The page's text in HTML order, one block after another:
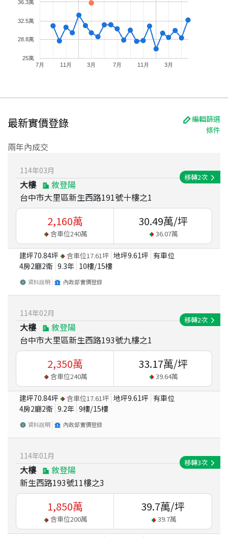
7月 11月 3月 7月 11月 3月
25萬
28.8萬
32.5萬
36.3萬
最新實價登錄
編輯篩選
條件
兩年內成交
114年03月
大樓
敘登陽
台中市大里區新生西路191號十樓之1
移轉2次
2,160萬
含車位240萬
30.49萬/坪
36.07萬
建坪70.84坪 含車位17.61坪 地坪9.61坪 有車位
4房2廳2衛 9.3年 10樓/15樓
資料說明 內政部實價登錄
114年02月
大樓
敘登陽
台中市大里區新生西路193號九樓之1
移轉2次
2,350萬
含車位240萬
33.17萬/坪
39.64萬
建坪70.84坪 含車位17.61坪 地坪9.61坪 有車位
4房2廳2衛 9.2年 9樓/15樓
資料說明 內政部實價登錄
114年01 月
大樓
敘登陽
新生西路193號11樓之3
移轉3次
1,850萬
含車位200萬
39.7萬/坪
39.7萬